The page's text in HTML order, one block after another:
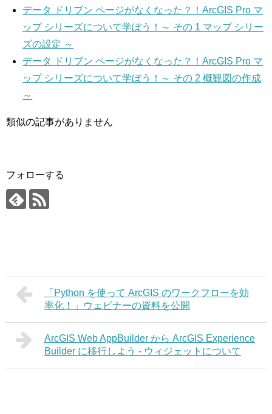
データ ドリブン ページがなくなった？！ArcGIS Pro マ
ップ シリーズについて学ぼう！～ その 1 マップ シリー
ズの設定 ～
データ ドリブン ページがなくなった？！ArcGIS Pro マ
ップ シリーズについて学ぼう！～ その 2 概観図の作成
～
類似の記事がありません
フォローする
「Python を使って ArcGIS のワークフローを効
率化！」ウェビナーの資料を公開
ArcGIS Web AppBuilder から ArcGIS Experience
Builder に移行しよう - ウィジェットについて